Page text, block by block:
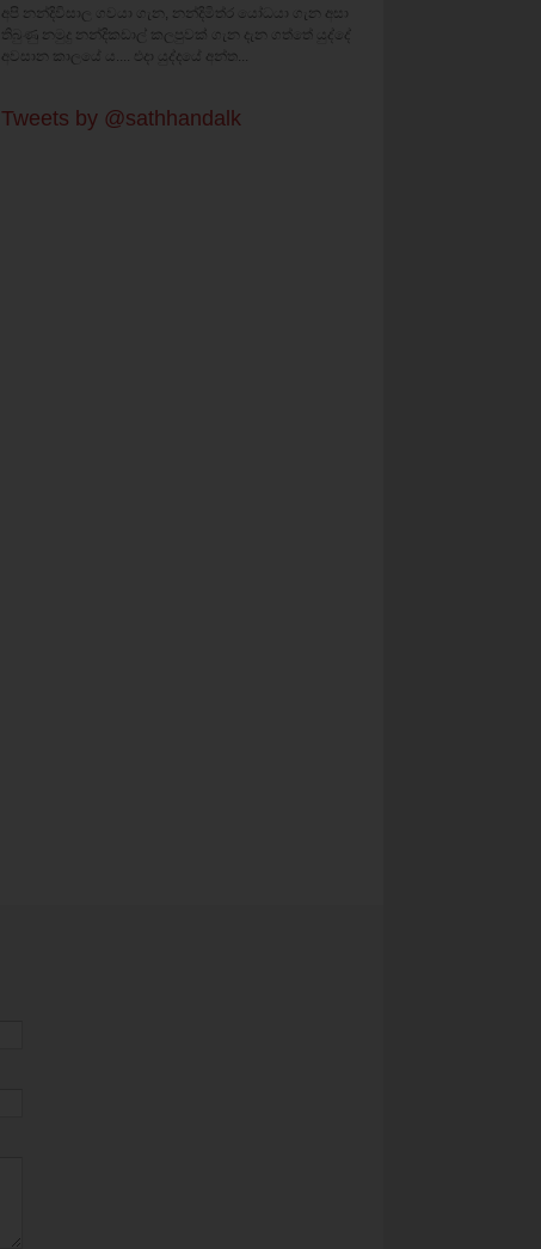
අපි නන්දිවිසාල ගවයා ගැන, නන්දිමිත්ර යෝධයා ගැන අසා
තිබුණු නමුදු නන්දිකඩාල් කලපුවක් ගැන දැන ගත්තේ යුද්දේ
අවසාන කාලයේ ය.... එදා යුද්දයේ අන්ත...
Tweets by @sathhandalk